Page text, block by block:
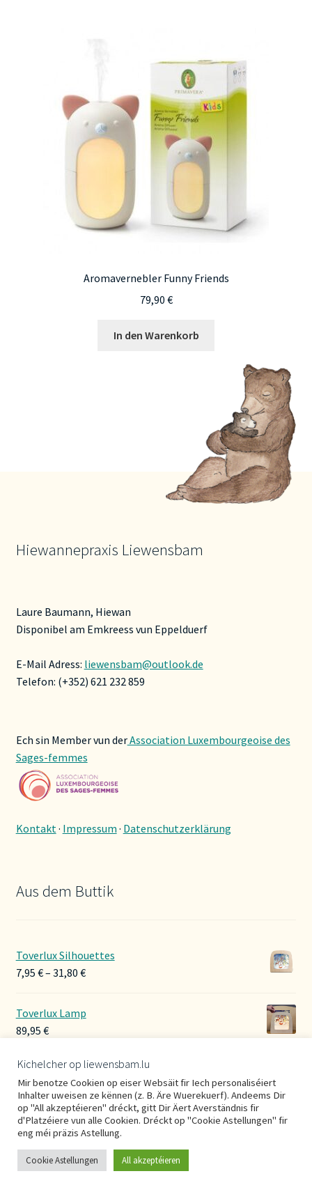
Aromavernebler Funny Friends
79,90 €
In den Warenkorb
Hiewannepraxis Liewensbam
Laure Baumann, Hiewan
Disponibel am Emkreess vun Eppelduerf
E-Mail Adress: liewensbam@outlook.de
Telefon: (+352) 621 232 859
Ech sin Member vun derAssociation Luxembourgeoise des
Sages-femmes
Kontakt · Impressum · Datenschutzerklärung
Aus dem Buttik
Toverlux Silhouettes
7,95 €– 31,80 €Preisspanne:
Toverlux Lamp
89,95 €
Hoerbänner Wollwalk
29,00€
Kichelcher op liewensbam.lu
Mir benotze Cookien op eiser Websäit fir Iech personaliséiert
Inhalter uweisen ze kënnen (z. B. Äre Wuerekuerf). Andeems Dir
op "All akzeptéieren" dréckt, gitt Dir Äert Averständnis fir
d'Platzéiere vun alle Cookien. Dréckt op "Cookie Astellungen" fir
eng méi präzis Astellung.
Cookie Astellungen All akzeptéieren